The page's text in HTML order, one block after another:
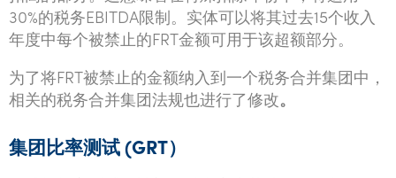
30%的税务EBITDA限制。实体可以将其过去15个收入
年度中每个被禁止的FRT金额可用于该超额部分。
为了将FRT被禁止的金额纳入到一个税务合并集团中，
相关的税务合并集团法规也进行了修改。
集团比率测试 (GRT）